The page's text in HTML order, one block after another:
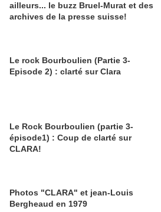
ailleurs... le buzz Bruel-Murat et des
archives de la presse suisse!
Le rock Bourboulien (Partie 3-
Episode 2) : clarté sur Clara
Le Rock Bourboulien (partie 3-
épisode1) : Coup de clarté sur
CLARA!
Photos "CLARA" et jean-Louis
Bergheaud en 1979